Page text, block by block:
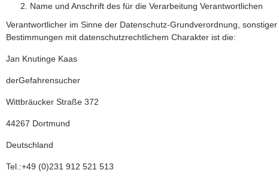
Name und Anschrift des für die Verarbeitung Verantwortlichen
Verantwortlicher im Sinne der Datenschutz-Grundverordnung,
Bestimmungen mit datenschutzrechtlichem Charakter ist die:
Jan Knutinge Kaas
derGefahrensucher
Wittbräucker Straße 372
44267 Dortmund
Deutschland
Tel.:+49 (0)231 912 521 513